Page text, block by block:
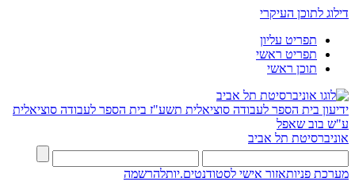
דילוג לתוכן העיקרי
תפריט עליון
תפריט ראשי
תוכן ראשי
ידיעון בית הספר לעבודה סוציאלית תשע"ז בית הספר לעבודה סוציאלית
ע"ש בוב שאפל
אוניברסיטת תל אביב
מערכת פניותאזור אישי לסטודנטים.יותלהרשמה